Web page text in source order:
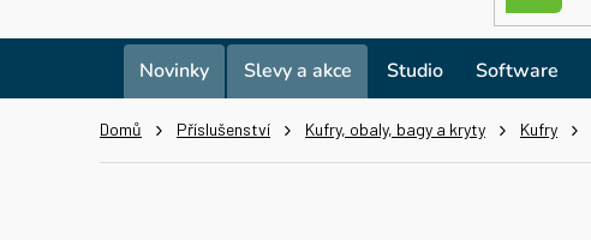
Novinky Slevy a akce Studio Software
Domů Příslušenství Kufry, obaly, bagy a kryty Kufry